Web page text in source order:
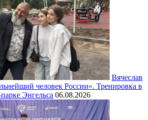
Вячеслав
человек России». Тренировка в
Энгельса 06.08.2026